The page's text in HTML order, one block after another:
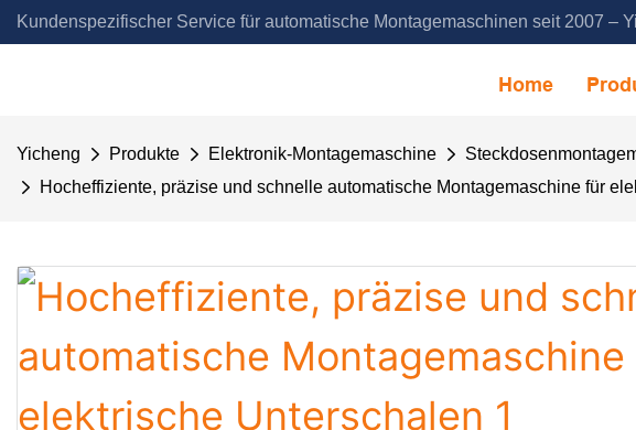
Kundenspezifischer Service für automatische Montagemaschinen seit 2007 –
Home
Yicheng Produkte Elektronik-Montagemaschine
Hocheffiziente, präzise und schnelle automatische Montagemaschine für